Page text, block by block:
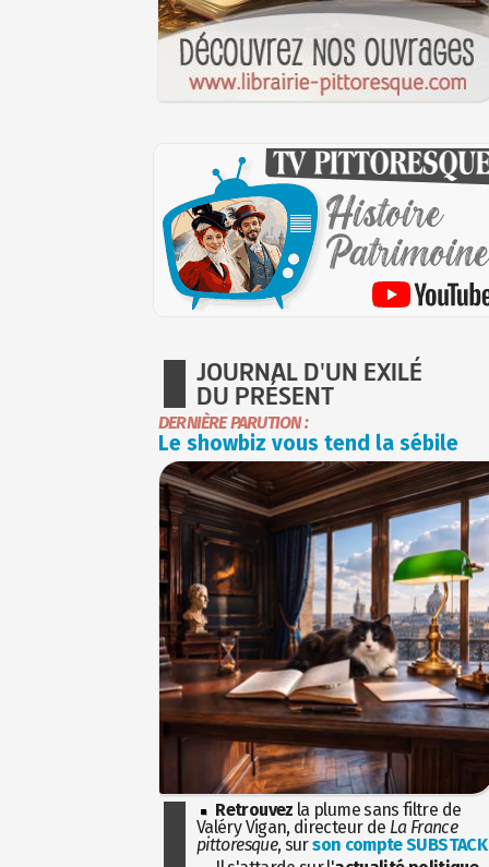
JOURNAL D'UN EXILÉ
DU PRÉSENT
DERNIÈRE PARUTION :
Le showbiz vous tend la sébile
Retrouvez la plume sans filtre de
Valéry Vigan, directeur de La France
pittoresque, surson compte SUBSTACK